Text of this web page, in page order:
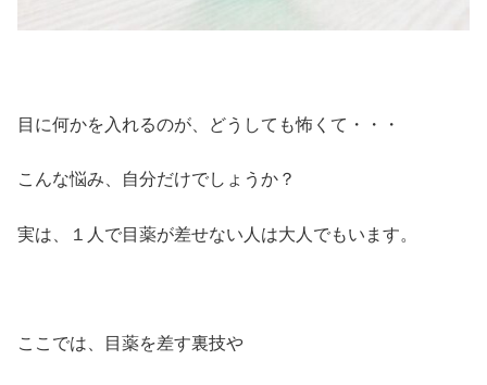
目に何かを入れるのが、どうしても怖くて・・・
こんな悩み、自分だけでしょうか？
実は、１人で目薬が差せない人は大人でもいます。
ここでは、目薬を差す裏技や